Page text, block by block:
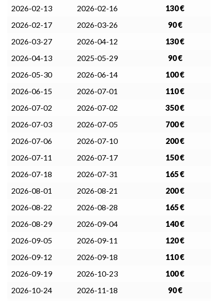
2026-02-13
2026-02-16
130 €
2026-02-17
2026-03-26
90 €
2026-03-27
2026-04-12
130 €
2026-04-13
2025-05-29
90 €
2026-05-30
2026-06-14
100 €
2026-06-15
2026-07-01
110 €
2026-07-02
2026-07-02
350 €
2026-07-03
2026-07-05
700 €
2026-07-06
2026-07-10
200 €
2026-07-11
2026-07-17
150 €
2026-07-18
2026-07-31
165 €
2026-08-01
2026-08-21
200 €
2026-08-22
2026-08-28
165 €
2026-08-29
2026-09-04
140 €
2026-09-05
2026-09-11
120 €
2026-09-12
2026-09-18
110 €
2026-09-19
2026-10-23
100 €
2026-10-24
2026-11-18
90 €